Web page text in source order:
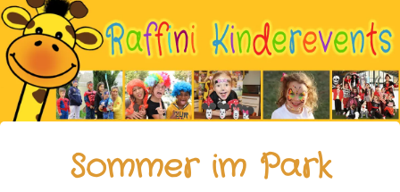
Hochzeiten,
Privatfeier
Firmenfeier
Sommer im Park